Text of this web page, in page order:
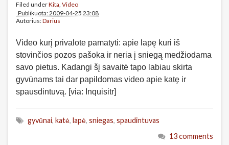
Filed underKita, Video
Publikuota: 2009-04-25 23:08
Autorius:Darius
Video kurį privalote pamatyti: apie lapę kuri iš
stovinčios pozos pašoka ir neria į sniegą medžiodama
savo pietus. Kadangi šį savaitė tapo labiau skirta
gyvūnams tai dar papildomas video apie katę ir
spausdintuvą. [via: Inquisitr]
gyvūnai, katė, lapė, sniegas, spaudintuvas
13 comments